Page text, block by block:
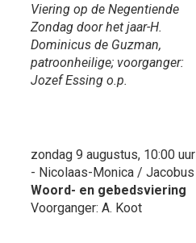
Viering op de Negentiende
Zondag door het jaar-H.
Dominicus de Guzman,
patroonheilige; voorganger:
Jozef Essing o.p.
zondag 9 augustus, 10:00 uur
- Nicolaas-Monica / Jacobus
Woord- en gebedsviering
Voorganger: A. Koot